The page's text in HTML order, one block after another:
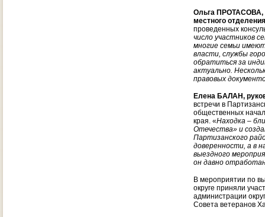
Ольга ПРОТАСОВА,
местного
проведенных
число участников
многие семьи
власти, службы
обратиться за
актуально.
правовых
Елена БАЛАН,
встречи в
общественных
края. «Находка –
Отечества» и
Партизанского
доверенности, а в
выездного
он давно
В мероприятии по
округе приняли
администрации
Совета ветеранов